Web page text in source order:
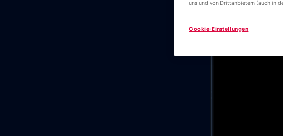
uns und von Drittanbietern (auch in
Cookie-Einstellungen